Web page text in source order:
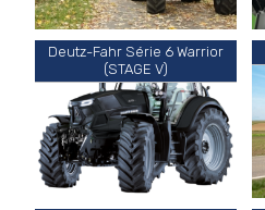
Deutz-Fahr Série 6 Warrior
(STAGE V)